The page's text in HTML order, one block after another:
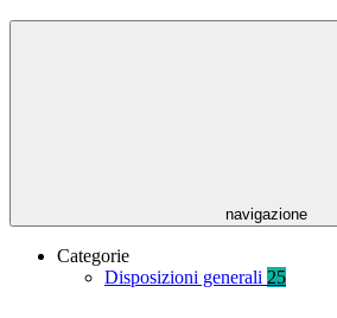
navigazione
Categorie
Disposizioni generali 25